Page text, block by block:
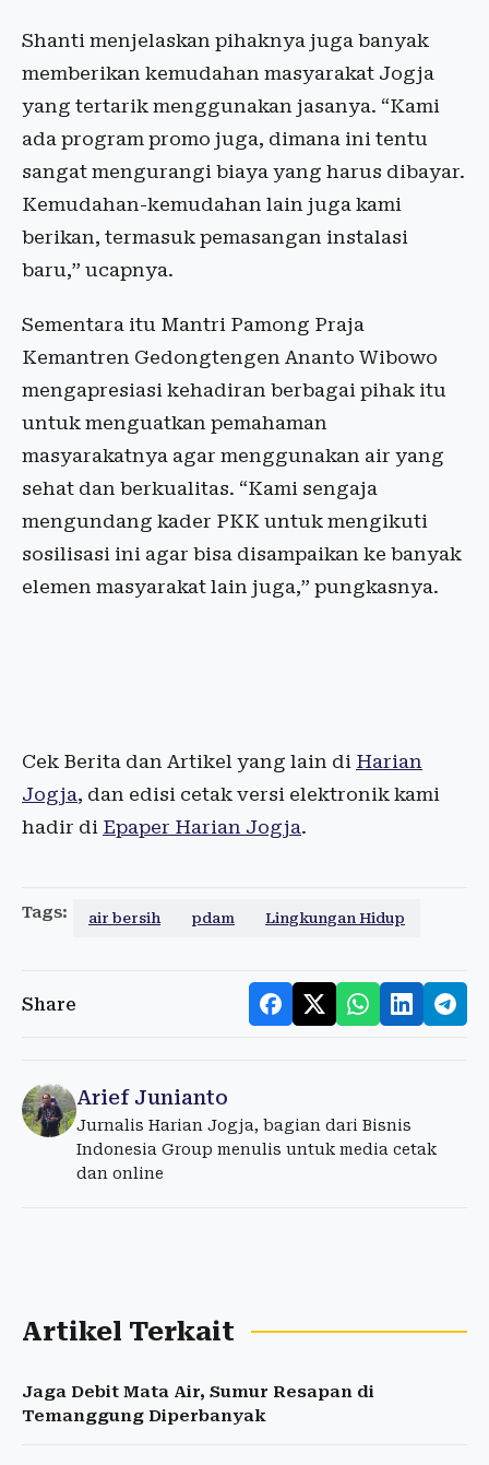
Shanti menjelaskan pihaknya juga banyak
memberikan kemudahan masyarakat Jogja
yang tertarik menggunakan jasanya. “Kami
ada program promo juga, dimana ini tentu
sangat mengurangi biaya yang harus dibayar.
Kemudahan-kemudahan lain juga kami
berikan, termasuk pemasangan instalasi
baru,” ucapnya.
Sementara itu Mantri Pamong Praja
Kemantren Gedongtengen Ananto Wibowo
mengapresiasi kehadiran berbagai pihak itu
untuk menguatkan pemahaman
masyarakatnya agar menggunakan air yang
sehat dan berkualitas. “Kami sengaja
mengundang kader PKK untuk mengikuti
sosilisasi ini agar bisa disampaikan ke banyak
elemen masyarakat lain juga,” pungkasnya.
Cek Berita dan Artikel yang lain di Harian
Jogja, dan edisi cetak versi elektronik kami
hadir di Epaper Harian Jogja.
Tags: air bersih pdam Lingkungan Hidup
Share
Arief Junianto
Jurnalis Harian Jogja, bagian dari Bisnis
Indonesia Group menulis untuk media cetak
dan online
Artikel Terkait
Jaga Debit Mata Air, Sumur Resapan di
Temanggung Diperbanyak